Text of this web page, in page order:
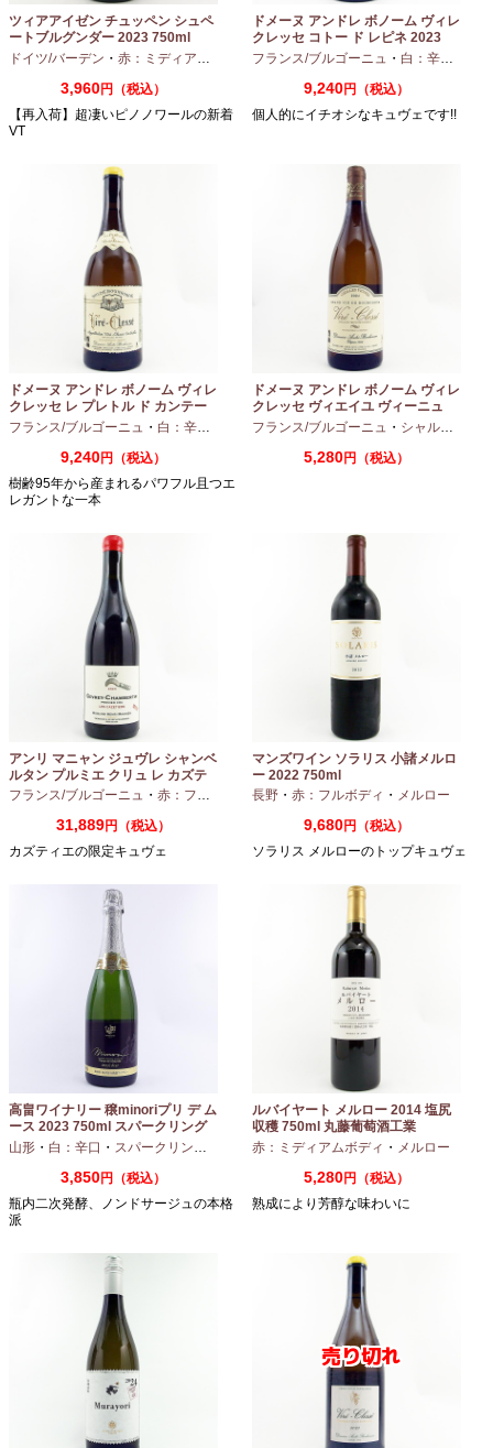
ツィアアイゼン チュッペン シュペ
ートブルグンダー 2023 750ml
ドイツ/バーデン ・ 赤：ミディアムボディ ・ピノノワール
3,960円（税込）
【再入荷】超凄いピノノワールの新着
VT
ドメーヌ アンドレ ボノーム ヴィレ
クレッセ コトー ド レピネ 2023
750ml
フランス/ブルゴーニュ ・ 白：辛口
9,240円（税込）
個人的にイチオシなキュヴェです!!
ドメーヌ アンドレ ボノーム ヴィレ
クレッセ レ プレトル ド カンテー
ヌ 2023 750ml
フランス/ブルゴーニュ ・ 白：辛口 シャルドネ
9,240円（税込）
樹齢95年から産まれるパワフル且つエ
レガントな一本
ドメーヌ アンドレ ボノーム ヴィレ
クレッセ ヴィエイユ ヴィーニュ
2024 750ml
フランス/ブルゴーニュ ・ シャルドネ
5,280円（税込）
アンリ マニャン ジュヴレ シャンベ
ルタン プルミエ クリュ レ カズテ
ィエ エルバージュ 24 モワ 2023
フランス/ブルゴーニュ ・ 赤：フルボディ ・ピノノワール
31,889円（税込）
カズティエの限定キュヴェ
マンズワイン ソラリス 小諸メルロ
ー 2022 750ml
長野 ・ 赤：フルボディ ・ メルロー
9,680円（税込）
ソラリス メルローのトップキュヴェ
高畠ワイナリー 穣minoriプリ デ ム
ース 2023 750ml スパークリング
ワイン
山形 ・ 白：辛口 ・ スパークリングワイン ・シャルドネ
3,850円（税込）
瓶内二次発酵、ノンドサージュの本格
派
ルバイヤート メルロー 2014 塩尻
収穫 750ml 丸藤葡萄酒工業
赤：ミディアムボディ ・ メルロー
5,280円（税込）
熟成により芳醇な味わいに